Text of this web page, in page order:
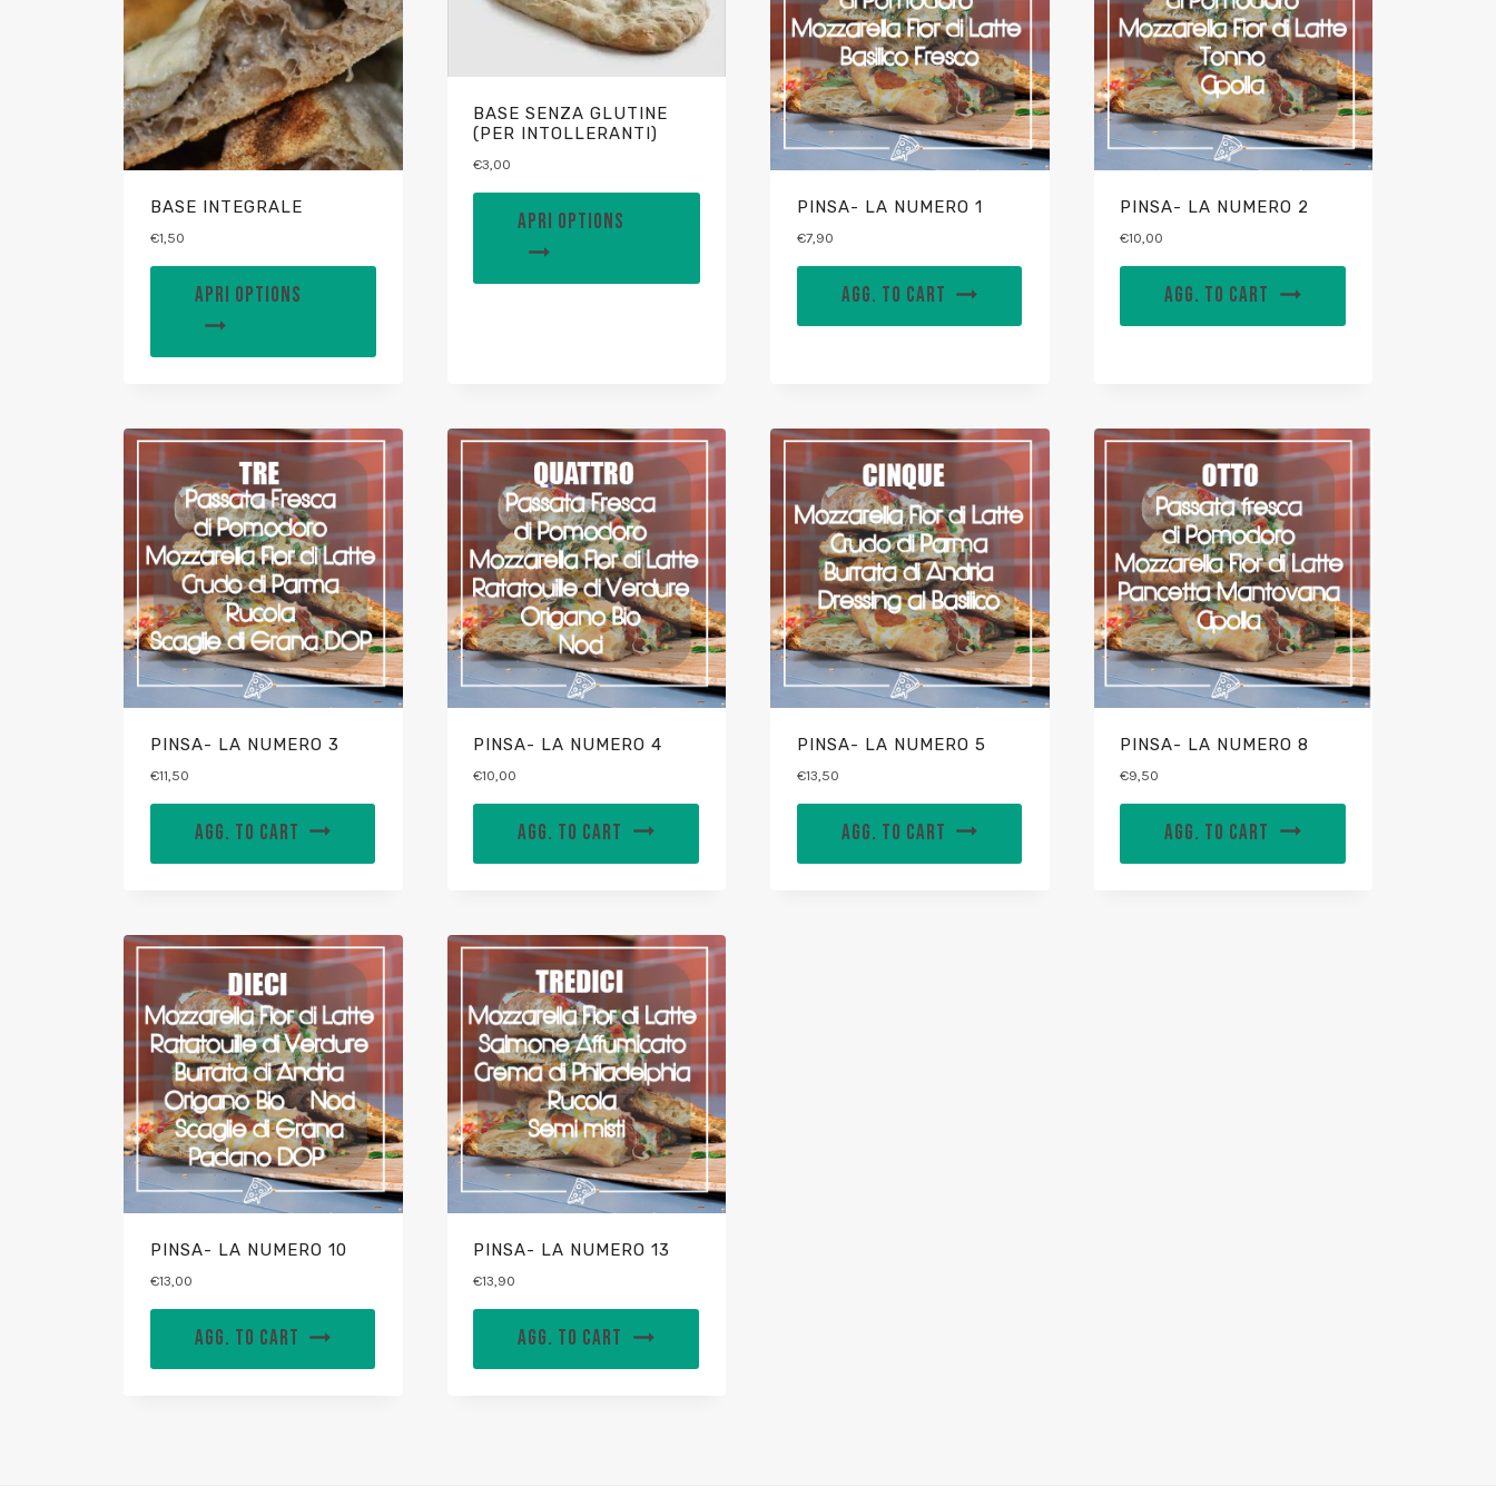
BASE INTEGRALE
€1,50
APRI OPTIONS
BASE SENZA GLUTINE
(PER INTOLLERANTI)
€3,00
APRI OPTIONS
PINSA- LA NUMERO 1
€7,90
AGG. TO CART
PINSA- LA NUMERO 2
€10,00
AGG. TO CART
PINSA- LA NUMERO 3
€11,50
AGG. TO CART
PINSA- LA NUMERO 4
€10,00
AGG. TO CART
PINSA- LA NUMERO 5
€13,50
AGG. TO CART
PINSA- LA NUMERO 8
€9,50
AGG. TO CART
PINSA- LA NUMERO 10
€13,00
AGG. TO CART
PINSA- LA NUMERO 13
€13,90
AGG. TO CART